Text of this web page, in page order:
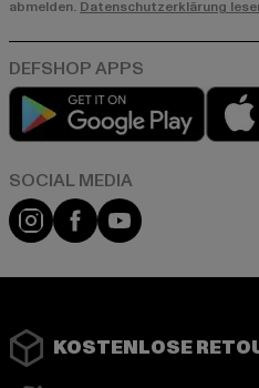
abmelden. Datenschutzerklärung
Play
Instagram
FacebookYouTube
KOSTENLOSE